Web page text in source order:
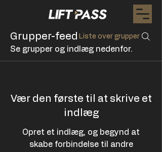
Grupper-feed Liste over grupper
Se grupper og indlæg nedenfor.
Vær den første til at skrive et
indlæg
Opret et indlæg, og begynd at
skabe forbindelse til andre